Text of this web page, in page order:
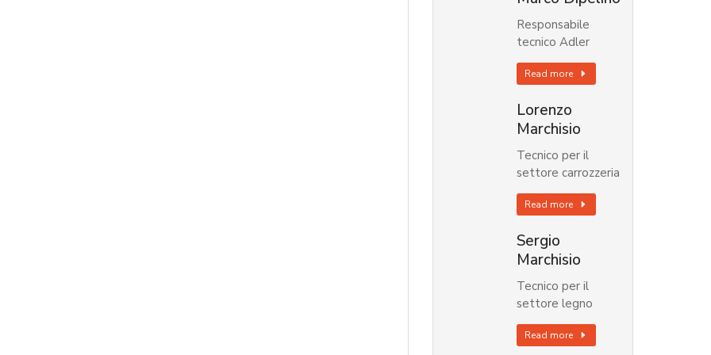
Responsabile
tecnico Adler
Read more
Lorenzo
Marchisio
Tecnico per il
settore carrozzeria
Read more
Sergio
Marchisio
Tecnico per il
settore legno
Read more